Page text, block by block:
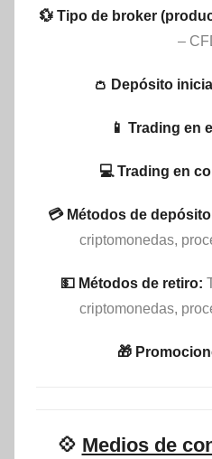
💱 Tipo de broker
–
👛 Depósito
📱 Trading en
💻 Trading en
💳 Métodos de
criptomonedas,
💵​ Métodos de retiro:
criptomonedas,
🎁
💠 Medios de